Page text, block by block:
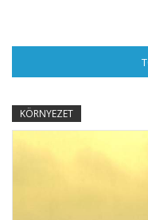
KÖRNYEZET